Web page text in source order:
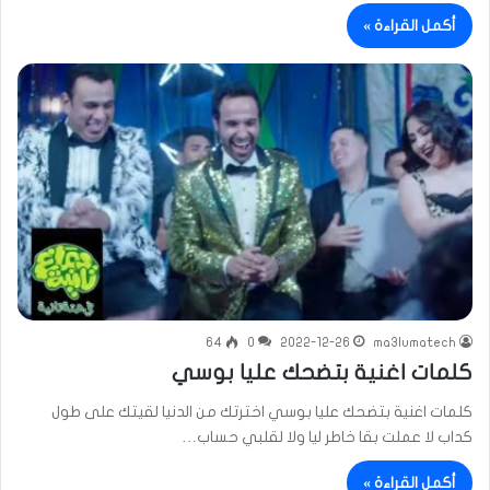
أكمل القراءة »
ma3lumatech
2022-12-26
0
64
كلمات اغنية بتضحك عليا بوسي
كلمات اغنية بتضحك عليا بوسي اخترتك من الدنيا لقيتك على طول
كداب لا عملت بقا خاطر ليا ولا لقلبي حساب…
أكمل القراءة »